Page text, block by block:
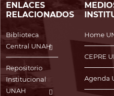
ENLACES
RELACIONADOS
Biblioteca
Central UNAH
Repositorio
Institucional
UNAH
Home
CEPRE
Agenda